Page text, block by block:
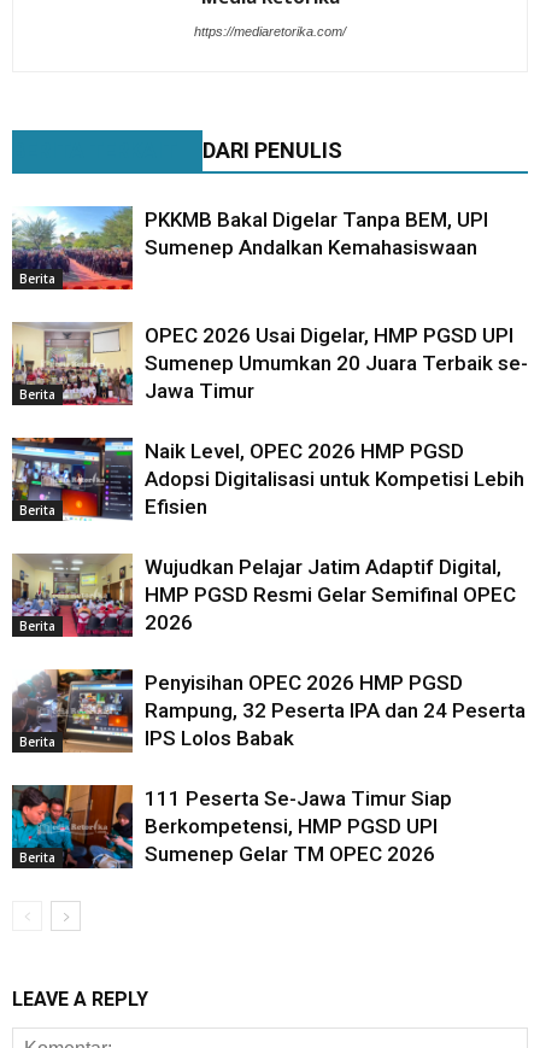
https://mediaretorika.com/
DARI PENULIS
Berita
PKKMB Bakal Digelar Tanpa BEM, UPI
Sumenep Andalkan Kemahasiswaan
Berita
OPEC 2026 Usai Digelar, HMP PGSD UPI
Sumenep Umumkan 20 Juara Terbaik se-
Jawa Timur
Berita
Naik Level, OPEC 2026 HMP PGSD
Adopsi Digitalisasi untuk Kompetisi Lebih
Efisien
Berita
Wujudkan Pelajar Jatim Adaptif Digital,
HMP PGSD Resmi Gelar Semifinal OPEC
2026
Berita
Penyisihan OPEC 2026 HMP PGSD
Rampung, 32 Peserta IPA dan 24 Peserta
IPS Lolos Babak
Berita
111 Peserta Se-Jawa Timur Siap
Berkompetensi, HMP PGSD UPI
Sumenep Gelar TM OPEC 2026
LEAVE A REPLY